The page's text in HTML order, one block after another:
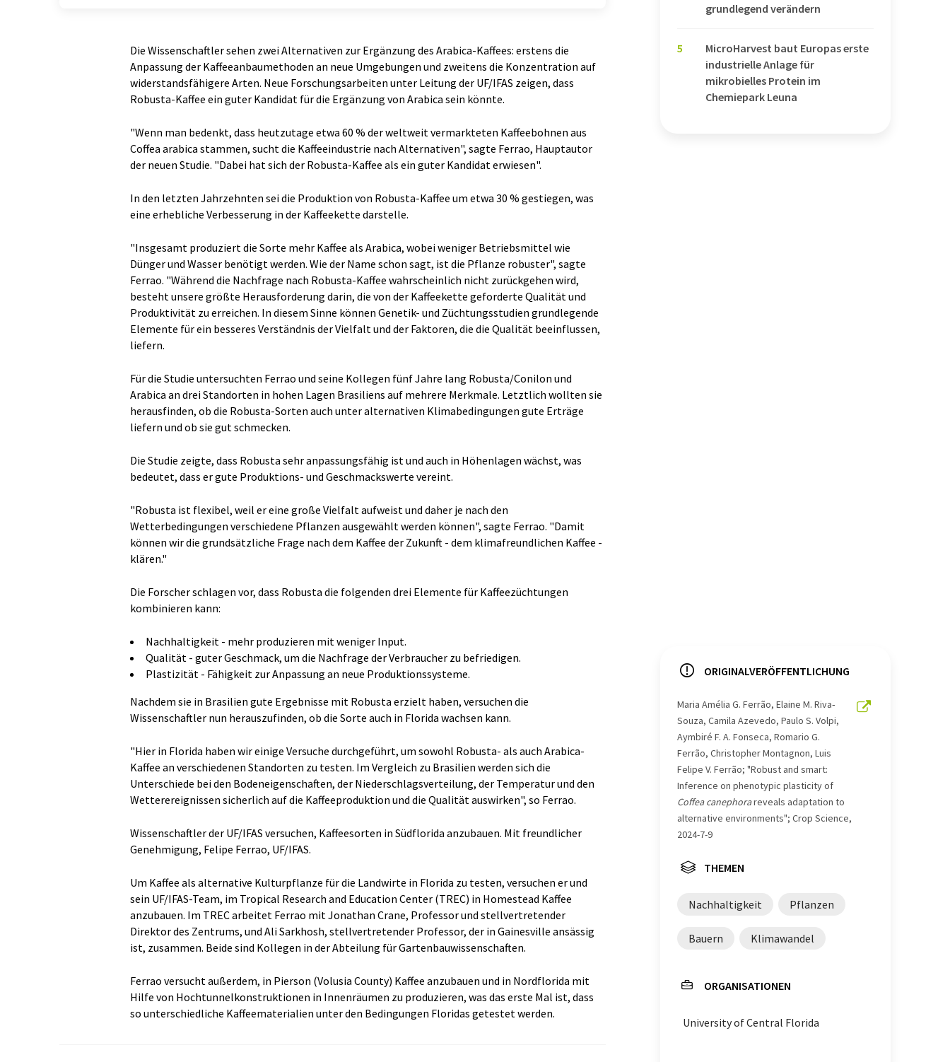
Die Wissenschaftler sehen zwei Alternativen zur Ergänzung des Arabica-Kaffees: erstens die
Anpassung der Kaffeeanbaumethoden an neue Umgebungen und zweitens die Konzentration auf
widerstandsfähigere Arten. Neue Forschungsarbeiten unter Leitung der UF/IFAS zeigen, dass
Robusta-Kaffee ein guter Kandidat für die Ergänzung von Arabica sein könnte.
"Wenn man bedenkt, dass heutzutage etwa 60 % der weltweit vermarkteten Kaffeebohnen aus
Coffea arabica stammen, sucht die Kaffeeindustrie nach Alternativen", sagte Ferrao, Hauptautor
der neuen Studie. "Dabei hat sich der Robusta-Kaffee als ein guter Kandidat erwiesen".
In den letzten Jahrzehnten sei die Produktion von Robusta-Kaffee um etwa 30 % gestiegen, was
eine erhebliche Verbesserung in der Kaffeekette darstelle.
"Insgesamt produziert die Sorte mehr Kaffee als Arabica, wobei weniger Betriebsmittel wie
Dünger und Wasser benötigt werden. Wie der Name schon sagt, ist die Pflanze robuster", sagte
Ferrao. "Während die Nachfrage nach Robusta-Kaffee wahrscheinlich nicht zurückgehen wird,
besteht unsere größte Herausforderung darin, die von der Kaffeekette geforderte Qualität und
Produktivität zu erreichen. In diesem Sinne können Genetik- und Züchtungsstudien grundlegende
Elemente für ein besseres Verständnis der Vielfalt und der Faktoren, die die Qualität beeinflussen,
liefern.
Für die Studie untersuchten Ferrao und seine Kollegen fünf Jahre lang Robusta/Conilon und
Arabica an drei Standorten in hohen Lagen Brasiliens auf mehrere Merkmale. Letztlich wollten sie
herausfinden, ob die Robusta-Sorten auch unter alternativen Klimabedingungen gute Erträge
liefern und ob sie gut schmecken.
Die Studie zeigte, dass Robusta sehr anpassungsfähig ist und auch in Höhenlagen wächst, was
bedeutet, dass er gute Produktions- und Geschmackswerte vereint.
"Robusta ist flexibel, weil er eine große Vielfalt aufweist und daher je nach den
Wetterbedingungen verschiedene Pflanzen ausgewählt werden können", sagte Ferrao. "Damit
können wir die grundsätzliche Frage nach dem Kaffee der Zukunft - dem klimafreundlichen Kaffee -
klären."
Die Forscher schlagen vor, dass Robusta die folgenden drei Elemente für Kaffeezüchtungen
kombinieren kann:
Nachhaltigkeit - mehr produzieren mit weniger Input.
Qualität - guter Geschmack, um die Nachfrage der Verbraucher zu befriedigen.
Plastizität - Fähigkeit zur Anpassung an neue Produktionssysteme.
Nachdem sie in Brasilien gute Ergebnisse mit Robusta erzielt haben, versuchen die
Wissenschaftler nun herauszufinden, ob die Sorte auch in Florida wachsen kann.
"Hier in Florida haben wir einige Versuche durchgeführt, um sowohl Robusta- als auch Arabica-
Kaffee an verschiedenen Standorten zu testen. Im Vergleich zu Brasilien werden sich die
Unterschiede bei den Bodeneigenschaften, der Niederschlagsverteilung, der Temperatur und den
Wetterereignissen sicherlich auf die Kaffeeproduktion und die Qualität auswirken", so Ferrao.
Wissenschaftler der UF/IFAS versuchen, Kaffeesorten in Südflorida anzubauen. Mit freundlicher
Genehmigung, Felipe Ferrao, UF/IFAS.
Um Kaffee als alternative Kulturpflanze für die Landwirte in Florida zu testen, versuchen er und
sein UF/IFAS-Team, im Tropical Research and Education Center (TREC) in Homestead Kaffee
anzubauen. Im TREC arbeitet Ferrao mit Jonathan Crane, Professor und stellvertretender
Direktor des Zentrums, und Ali Sarkhosh, stellvertretender Professor, der in Gainesville ansässig
ist, zusammen. Beide sind Kollegen in der Abteilung für Gartenbauwissenschaften.
Ferrao versucht außerdem, in Pierson (Volusia County) Kaffee anzubauen und in Nordflorida mit
Hilfe von Hochtunnelkonstruktionen in Innenräumen zu produzieren, was das erste Mal ist, dass
so unterschiedliche Kaffeematerialien unter den Bedingungen Floridas getestet werden.
grundlegend verändern
5
MicroHarvest baut Europas erste
industrielle Anlage für
mikrobielles Protein im
Chemiepark Leuna
ORIGINALVERÖFFENTLICHUNG
Maria Amélia G. Ferrão, Elaine M. Riva‐
Souza, Camila Azevedo, Paulo S. Volpi,
Aymbiré F. A. Fonseca, Romario G.
Ferrão, Christopher Montagnon, Luis
Felipe V. Ferrão; "Robust and smart:
Inference on phenotypic plasticity of
Coffea canephorareveals adaptation to
alternative environments"; Crop Science,
2024-7-9
THEMEN
Nachhaltigkeit Pflanzen
Bauern Klimawandel
ORGANISATIONEN
University of Central Florida